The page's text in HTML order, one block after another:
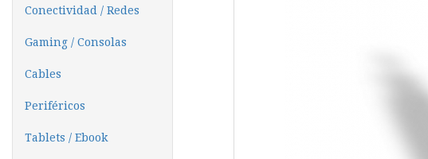
Conectividad / Redes
Gaming / Consolas
Cables
Periféricos
Tablets / Ebook